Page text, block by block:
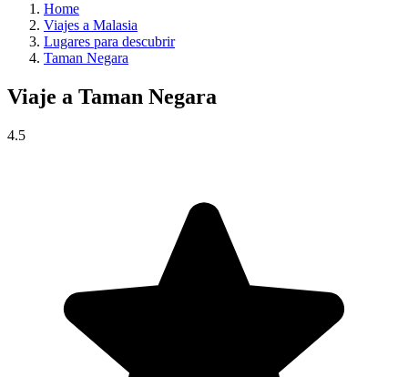
Home
Viajes a Malasia
Lugares para descubrir
Taman Negara
Viaje a Taman Negara
4.5